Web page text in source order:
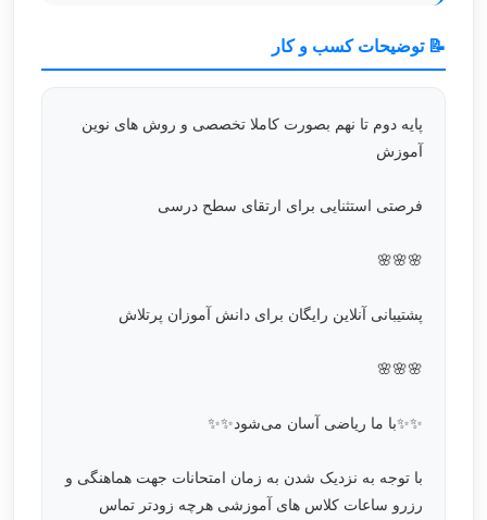
📝 توضیحات کسب و کار
پایه دوم تا نهم بصورت کاملا تخصصی و روش های نوین
آموزش
فرصتی استثنایی برای ارتقای سطح درسی
🌸🌸🌸
پشتیبانی آنلاین رایگان برای دانش آموزان پرتلاش
🌸🌸🌸
✨✨با ما ریاضی آسان می‌شود✨✨
با توجه به نزدیک شدن به زمان امتحانات جهت هماهنگی و
رزرو ساعات کلاس های آموزشی هرچه زودتر تماس